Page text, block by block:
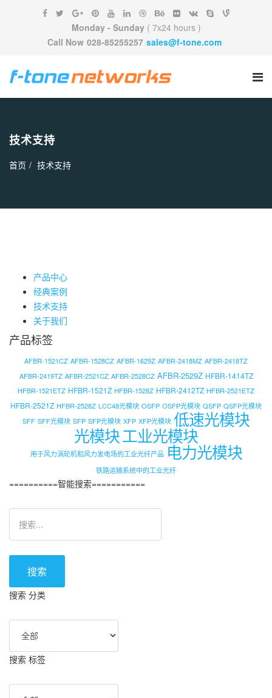
Monday - Sunday ( 7x24 hours )
Call Now 028-85255257 sales@f-tone.com
技术支持
首页 技术支持
产品中心
经典案例
技术支持
关于我们
产品标签
AFBR-1521CZ AFBR-1528CZ AFBR-1629Z AFBR-2418MZ AFBR-2418TZ
AFBR-2419TZ AFBR-2521CZ AFBR-2528CZ AFBR-2529Z HFBR-1414TZ
HFBR-1521ETZ HFBR-1521Z HFBR-1528Z HFBR-2412TZ HFBR-2521ETZ
HFBR-2521Z HFBR-2528Z LCC48光模块 OSFP OSFP光模块 QSFP QSFP光模块
SFF SFF光模块 SFP SFP光模块 XFP XFP光模块 低速光模块
光模块工业光模块
用于风力涡轮机和风力发电场的工业光纤产品 电力光模块
铁路运输系统中的工业光纤
==========智能搜索===========
搜索
搜索 分类
搜索 标签